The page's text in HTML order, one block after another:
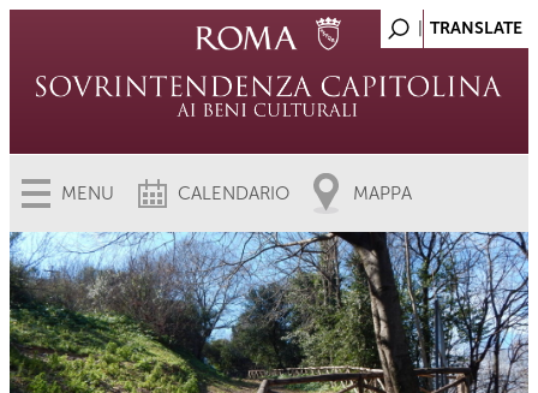
MENU CALENDARIO MAPPA